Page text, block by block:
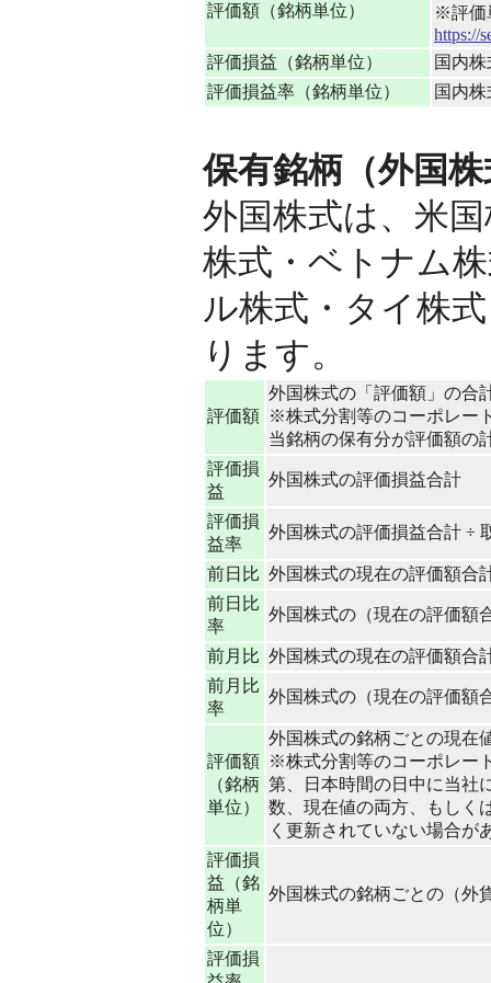
評価額（銘柄単位）
※評価
https://
評価損益（銘柄単位）
国内
評価損益率（銘柄単位）
国内
保有銘柄（外国
外国株式は、米
株式・ベトナム
ル株式・タイ株
ります。
評価額
外国株式の「評価額」の合
※株式分割等のコーポレー
当銘柄の保有分が評価額の
評価損
益
外国株式の評価損益合計
評価損
益率
外国株式の評価損益合計 ÷
前日比 外国株式の現在の評価額合
前日比
率
外国株式の（現在の評価額
前月比 外国株式の現在の評価額合
前月比
率
外国株式の（現在の評価額
評価額
（銘柄
単位）
外国株式の銘柄ごとの現在
※株式分割等のコーポレー
第、日本時間の日中に当社
数、現在値の両方、もしく
く更新されていない場合が
評価損
益（銘
柄単
位）
外国株式の銘柄ごとの（外
評価損